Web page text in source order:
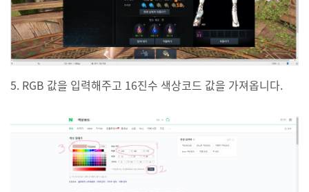
5. RGB 값을 입력해주고 16진수 색상코드 값을 가져옵니다.